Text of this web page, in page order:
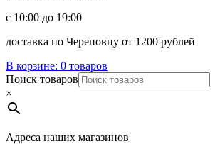
с 10:00 до 19:00
доставка по Череповцу от 1200 рублей
В корзине: 0 товаров
Поиск товаров
×
Адреса наших магазинов